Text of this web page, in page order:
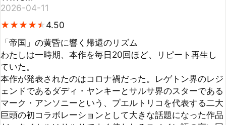
★
★★
★★
★★
★ ★
★4.50
「帝国」の黄昏に響く帰還のリズム
わたしは一時期、本作を毎日20回ほど、リピート再生し
ていた。
本作が発表されたのはコロナ禍だった。レゲトン界のレジ
ェンドであるダディ・ヤンキーとサルサ界のスターである
マーク・アンソニーという、プエルトリコを代表する二大
巨頭の初コラボレーションとして大きな話題になった作品
だ。タイトルはサルサでよく使われるスペイン語の言い回
しで、元の場所に戻ってくるという意味を持つ。
ちなみに、〈デ・ブエルタ・パ・ラ・ブエルタ〉と発音し